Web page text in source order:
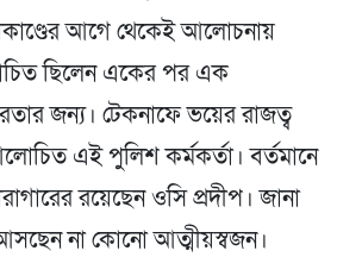
আগে থেকেই আলোচনায়
ছিলেন একের পর এক
জন্য। টেকনাফে ভয়ের রাজত্ব
এই পুলিশ কর্মকর্তা। বর্তমানে
রয়েছেন ওসি প্রদীপ। জানা
না কোনো আত্মীয়স্বজন।